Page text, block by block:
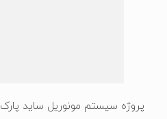
پروژه سیستم مونوریل ساید پارک